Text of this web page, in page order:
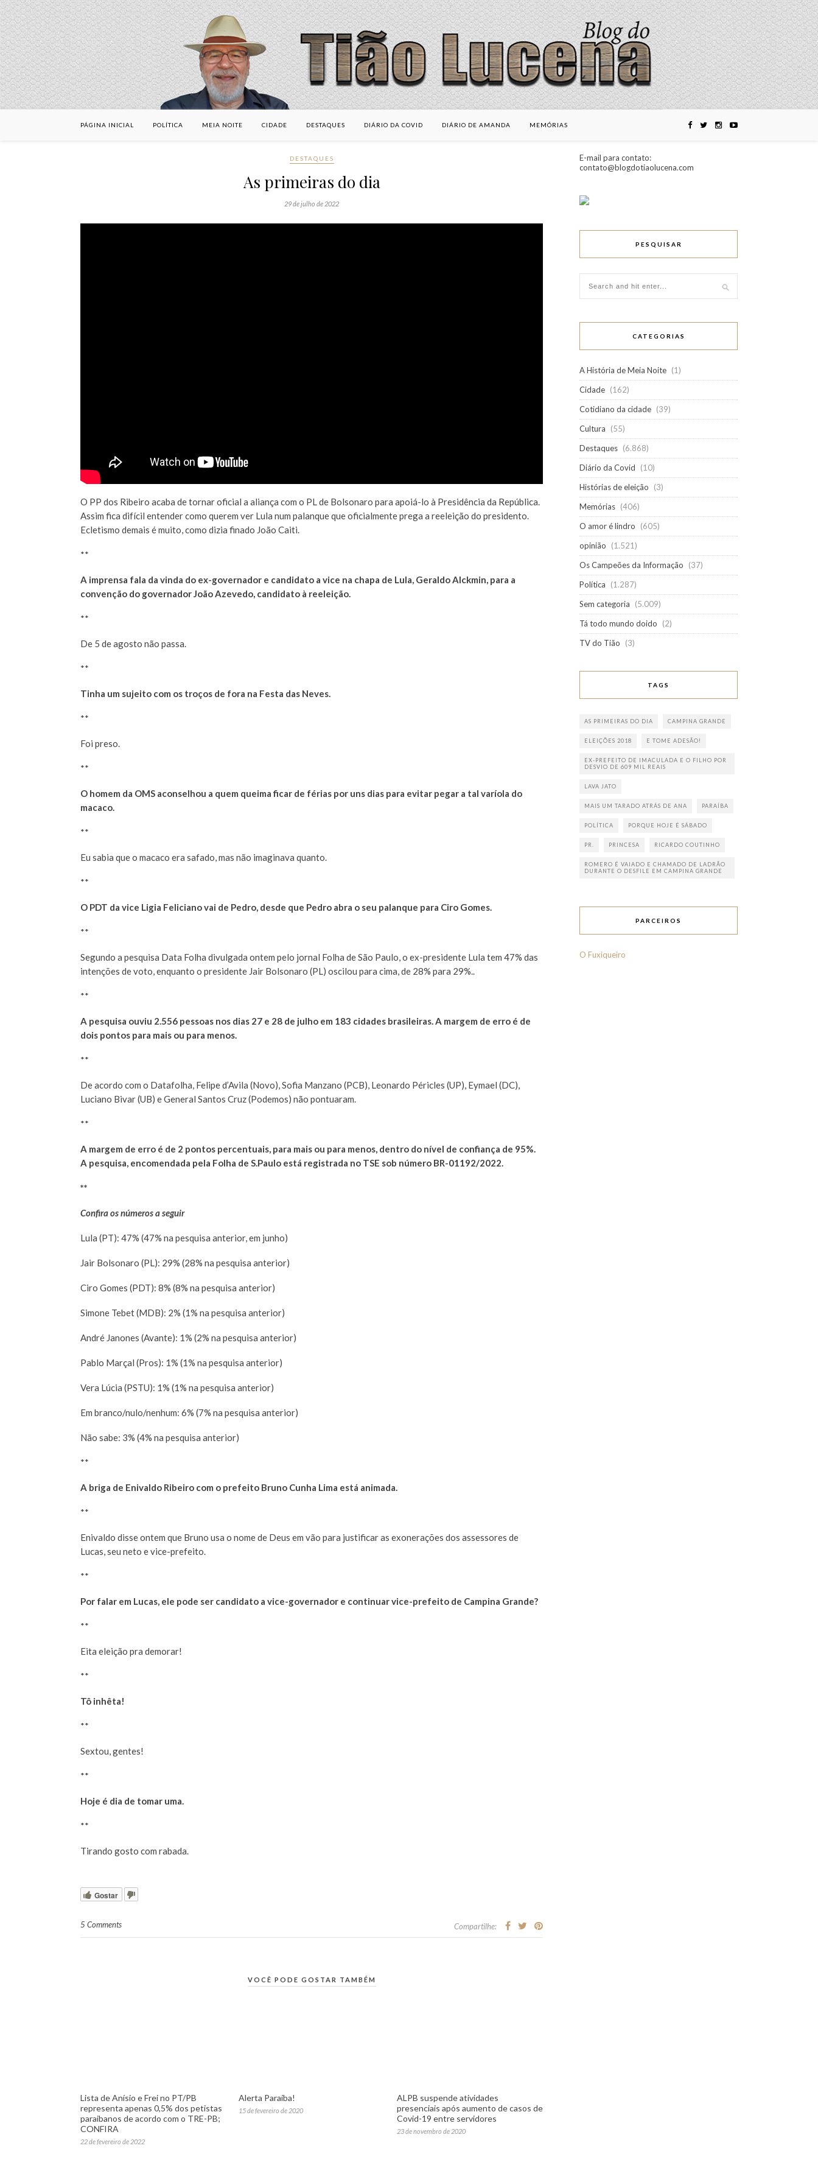
PÁGINA INICIAL POLÍTICA MEIA NOITE CIDADE DESTAQUES DIÁRIO DA COVID DIÁRIO DE AMANDA MEMÓRIAS
DESTAQUES
As primeiras do dia
29 de julho de 2022
O PP dos Ribeiro acaba de tornar oficial a aliança com o PL de Bolsonaro para apoiá-lo à Presidência da República.
Assim fica difícil entender como querem ver Lula num palanque que oficialmente prega a reeleição do presidento.
Ecletismo demais é muito, como dizia finado João Caiti.
**
A imprensa fala da vinda do ex-governador e candidato a vice na chapa de Lula, Geraldo Alckmin, para a
convenção do governador João Azevedo, candidato à reeleição.
**
De 5 de agosto não passa.
**
Tinha um sujeito com os troços de fora na Festa das Neves.
**
Foi preso.
**
O homem da OMS aconselhou a quem queima ficar de férias por uns dias para evitar pegar a tal varíola do
macaco.
**
Eu sabia que o macaco era safado, mas não imaginava quanto.
**
O PDT da vice Ligia Feliciano vai de Pedro, desde que Pedro abra o seu palanque para Ciro Gomes.
**
Segundo a pesquisa Data Folha divulgada ontem pelo jornal Folha de São Paulo, o ex-presidente Lula tem 47% das
intenções de voto, enquanto o presidente Jair Bolsonaro (PL) oscilou para cima, de 28% para 29%..
**
A pesquisa ouviu 2.556 pessoas nos dias 27 e 28 de julho em 183 cidades brasileiras. A margem de erro é de
dois pontos para mais ou para menos.
**
De acordo com o Datafolha, Felipe d’Avila (Novo), Sofia Manzano (PCB), Leonardo Péricles (UP), Eymael (DC),
Luciano Bivar (UB) e General Santos Cruz (Podemos) não pontuaram.
**
A margem de erro é de 2 pontos percentuais, para mais ou para menos, dentro do nível de confiança de 95%.
A pesquisa, encomendada pela Folha de S.Paulo está registrada no TSE sob número BR-01192/2022.
**
Confira os números a seguir
Lula (PT): 47% (47% na pesquisa anterior, em junho)
Jair Bolsonaro (PL): 29% (28% na pesquisa anterior)
Ciro Gomes (PDT): 8% (8% na pesquisa anterior)
Simone Tebet (MDB): 2% (1% na pesquisa anterior)
André Janones (Avante): 1% (2% na pesquisa anterior)
Pablo Marçal (Pros): 1% (1% na pesquisa anterior)
Vera Lúcia (PSTU): 1% (1% na pesquisa anterior)
Em branco/nulo/nenhum: 6% (7% na pesquisa anterior)
Não sabe: 3% (4% na pesquisa anterior)
**
A briga de Enivaldo Ribeiro com o prefeito Bruno Cunha Lima está animada.
**
Enivaldo disse ontem que Bruno usa o nome de Deus em vão para justificar as exonerações dos assessores de
Lucas, seu neto e vice-prefeito.
**
Por falar em Lucas, ele pode ser candidato a vice-governador e continuar vice-prefeito de Campina Grande?
**
Eita eleição pra demorar!
**
Tô inhêta!
**
Sextou, gentes!
**
Hoje é dia de tomar uma.
**
Tirando gosto com rabada.
Gostar
5 Comments Compartilhe:
VOCÊ PODE GOSTAR TAMBÉM
Lista de Anísio e Frei no PT/PB
representa apenas 0,5% dos petistas
paraibanos de acordo com o TRE-PB;
CONFIRA
22 de fevereiro de 2022
Alerta Paraíba!
15 de fevereiro de 2020
ALPB suspende atividades
presenciais após aumento de casos de
Covid-19 entre servidores
23 de novembro de 2020
E-mail para contato:
contato@blogdotiaolucena.com
PESQUISAR
CATEGORIAS
A História de Meia Noite (1)
Cidade (162)
Cotidiano da cidade (39)
Cultura
(55)
Destaques (6.868)
Diário da Covid
(10)
Histórias de eleição
(3)
Memórias (406)
O amor é lindro
(605)
opinião
(1.521)
Os Campeões da Informação
(37)
Política
(1.287)
Sem categoria
(5.009)
Tá todo mundo doido
(2)
TV do Tião
(3)
TAGS
AS PRIMEIRAS DO DIA CAMPINA GRANDE
ELEIÇÕES 2018 E TOME ADESÃO!
EX-PREFEITO DE IMACULADA E O FILHO POR
DESVIO DE 609 MIL REAIS
LAVA JATO
MAIS UM TARADO ATRÁS DE ANA PARAÍBA
POLÍTICA PORQUE HOJE É SÁBADO
PR. PRINCESA RICARDO COUTINHO
ROMERO É VAIADO E CHAMADO DE LADRÃO
DURANTE O DESFILE EM CAMPINA GRANDE
PARCEIROS
O Fuxiqueiro